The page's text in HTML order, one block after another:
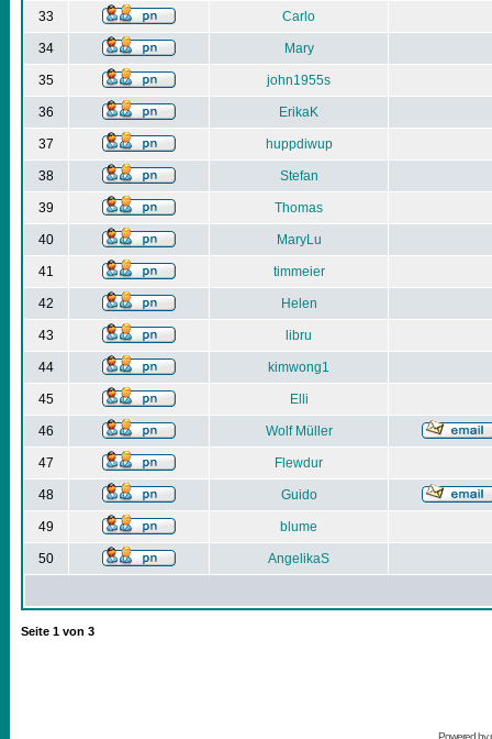
33 Carlo
34 Mary
35 john1955s
36 ErikaK
37 huppdiwup
38 Stefan
39 Thomas
40 MaryLu
41 timmeier
42 Helen
43 libru
44 kimwong1
45 Elli
46 Wolf Müller
47 Flewdur
48 Guido
49 blume
50 AngelikaS
Seite 1 von 3
Powered by